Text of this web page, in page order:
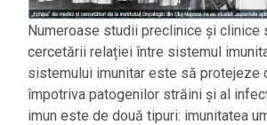
Numeroase studii preclinice și clinice
cercetării relației între sistemul
sistemului imunitar este să protejeze
împotriva patogenilor străini și al
imun este de două tipuri: imunitatea